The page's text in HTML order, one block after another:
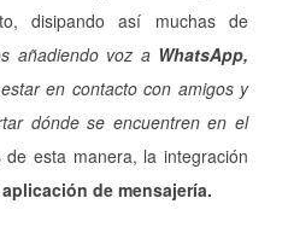
disipando así muchas de
añadiendo voz a WhatsApp,
en contacto con amigos y
dónde se encuentren en el
de esta manera, la integración
aplicación de mensajería.